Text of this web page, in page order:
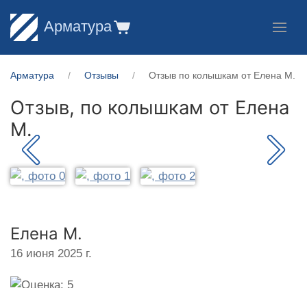
Арматура
Арматура Отзывы Отзыв по колышкам от Елена М.
Отзыв, по колышкам от Елена
М.
Елена М.
16 июня 2025 г.